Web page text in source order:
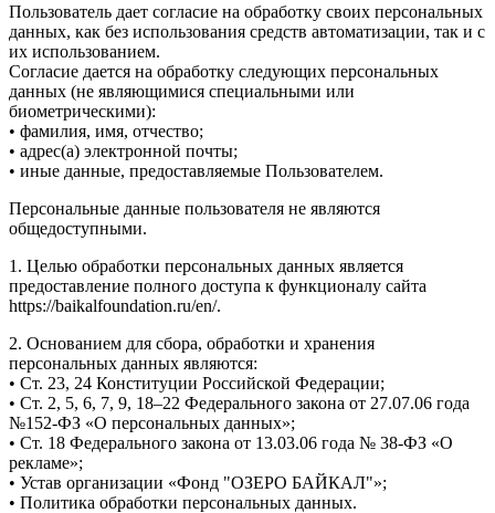
Пользователь дает согласие на обработку своих персональных
данных, как без использования средств автоматизации, так и с
их использованием.
Согласие дается на обработку следующих персональных
данных (не являющимися специальными или
биометрическими):
• фамилия, имя, отчество;
• адрес(а) электронной почты;
• иные данные, предоставляемые Пользователем.
Персональные данные пользователя не являются
общедоступными.
1. Целью обработки персональных данных является
предоставление полного доступа к функционалу сайта
https://baikalfoundation.ru/en/.
2. Основанием для сбора, обработки и хранения
персональных данных являются:
• Ст. 23, 24 Конституции Российской Федерации;
• Ст. 2, 5, 6, 7, 9, 18–22 Федерального закона от 27.07.06 года
№152-ФЗ «О персональных данных»;
• Ст. 18 Федерального закона от 13.03.06 года № 38-ФЗ «О
рекламе»;
• Устав организации «Фонд "ОЗЕРО БАЙКАЛ"»;
• Политика обработки персональных данных.